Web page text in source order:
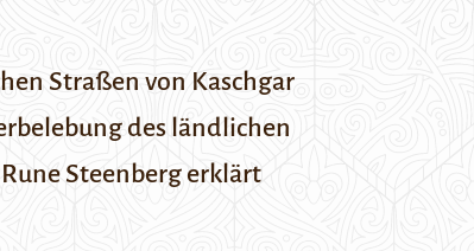
Straßen von Kaschgar
des ländlichen
Steenberg erklärt